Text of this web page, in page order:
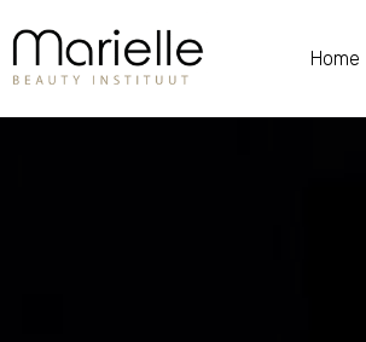
Home